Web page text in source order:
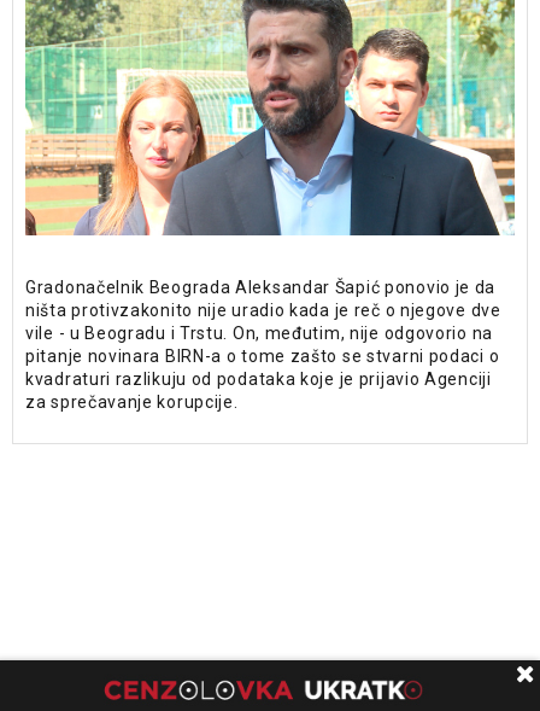
Gradonačelnik Beograda Aleksandar Šapić ponovio je da
ništa protivzakonito nije uradio kada je reč o njegove dve
vile - u Beogradu i Trstu. On, međutim, nije odgovorio na
pitanje novinara BIRN-a o tome zašto se stvarni podaci o
kvadraturi razlikuju od podataka koje je prijavio Agenciji
za sprečavanje korupcije.